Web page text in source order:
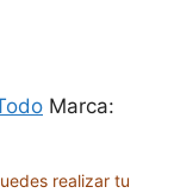
Marca:
realizar tu